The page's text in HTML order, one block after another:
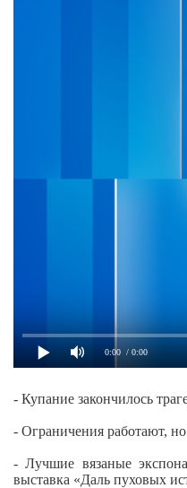
0:00 / 0:00
- Купание закончилось
- Ограничения работают,
- Лучшие вязаные
выставка «Даль пуховых